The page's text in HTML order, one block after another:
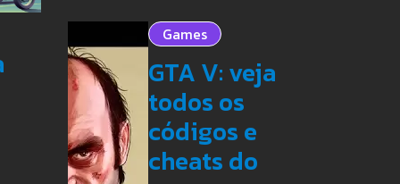
Games
GTA V: veja
todos os
códigos e
cheats do